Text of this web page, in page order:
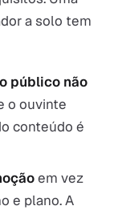
a solo tem
público não
o ouvinte
conteúdo é
em vez
e plano. A